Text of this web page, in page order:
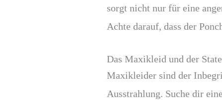
sorgt nicht nur für eine
Achte darauf, dass der
Das Maxikleid und der
Maxikleider sind der
Ausstrahlung. Suche dir